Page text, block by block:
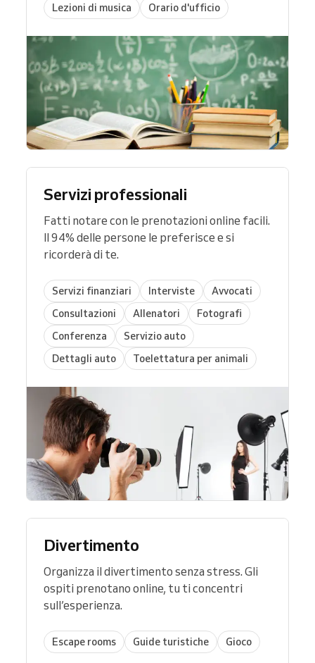
Lezioni di musica
Orario d'ufficio
Servizi professionali
Fatti notare con le prenotazioni online facili.
Il 94% delle persone le preferisce e si
ricorderà di te.
Servizi finanziari Interviste
Avvocati
Consultazioni
Allenatori
Fotografi
Conferenza
Servizio auto
Dettagli auto
Toelettatura per animali
Divertimento
Organizza il divertimento senza stress. Gli
ospiti prenotano online, tu ti concentri
sull’esperienza.
Escape rooms Guide turistiche Gioco